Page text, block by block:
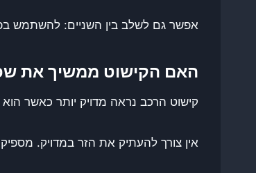
אפשר גם לשלב בין השניים: להשתמש
האם הקישוט ממשיך את
קישוט הרכב נראה מדויק יותר כאשר
אין צורך להעתיק את הזר במדויק.